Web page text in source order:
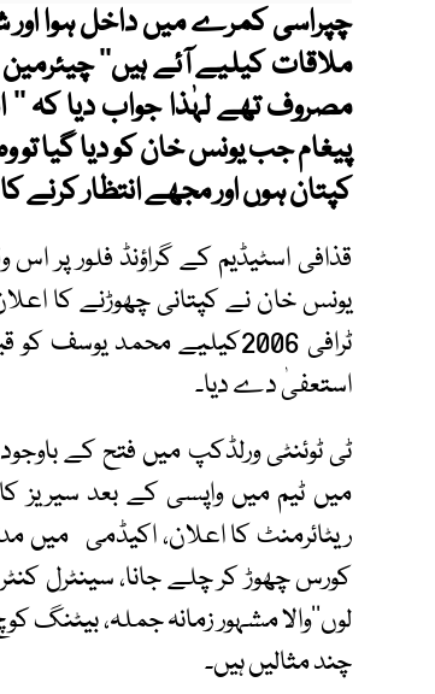
چپراسی کمرے میں داخل ہوا
ملاقات کیلیے آئے ہیں‘‘
پیغام جب یونس خان کو دیا گیا
کپتان ہوں اور مجھے انتظار کرنے
قذافی اسٹیڈیم کے گراؤنڈ فلور
یونس خان نے کپتانی چھوڑنے کا
ٹرافی 2006کیلیے محمد
استعفیٰ دے دیا۔
میں ٹیم میں واپسی کے بعد
ریٹائرمنٹ کا اعلان، اکیڈمی میں
کورس چھوڑ کر چلے جانا، سینٹرل
لوں‘‘والا مشہور زمانہ جملہ،
چند مثالیں ہیں۔